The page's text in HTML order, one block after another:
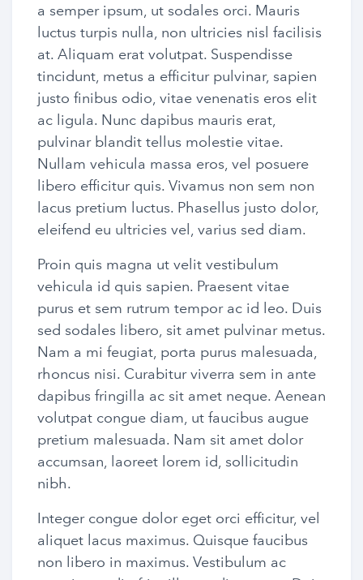
a semper ipsum, ut sodales orci. Mauris
luctus turpis nulla, non ultricies nisl facilisis
at. Aliquam erat volutpat. Suspendisse
tincidunt, metus a efficitur pulvinar, sapien
justo finibus odio, vitae venenatis eros elit
ac ligula. Nunc dapibus mauris erat,
pulvinar blandit tellus molestie vitae.
Nullam vehicula massa eros, vel posuere
libero efficitur quis. Vivamus non sem non
lacus pretium luctus. Phasellus justo dolor,
eleifend eu ultricies vel, varius sed diam.
Proin quis magna ut velit vestibulum
vehicula id quis sapien. Praesent vitae
purus et sem rutrum tempor ac id leo. Duis
sed sodales libero, sit amet pulvinar metus.
Nam a mi feugiat, porta purus malesuada,
rhoncus nisi. Curabitur viverra sem in ante
dapibus fringilla ac sit amet neque. Aenean
volutpat congue diam, ut faucibus augue
pretium malesuada. Nam sit amet dolor
accumsan, laoreet lorem id, sollicitudin
nibh.
Integer congue dolor eget orci efficitur, vel
aliquet lacus maximus. Quisque faucibus
non libero in maximus. Vestibulum ac